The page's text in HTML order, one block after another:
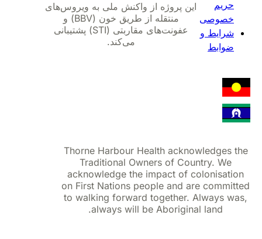
خصوصی
شرایط و
این پروژه از واکنش ملی به ویروس‌های
منتقله از طریق خون (BBV) و
عفونت‌های مقاربتی (STI) پشتیبانی
می‌کند.
Thorne Harbour Health acknowledges
Traditional Owners of Country. We
acknowledge the impact of
on First Nations people and are
to walking forward together. Always
always will be Aboriginal land.